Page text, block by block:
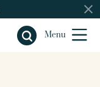
Menu
Sluiten